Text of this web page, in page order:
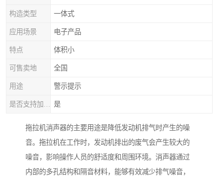
构造类型 一体式
应用场景 电子产品
特点 体积小
可售卖地 全国
用途 警示提示
是
拖拉机消声器的主要用途是降低发动机排气时产生的噪
音。拖拉机在工作时，发动机排出的废气会产生较大的
噪音，影响操作人员的舒适度和周围环境。消声器通过
内部的多孔结构和隔音材料，能够有效减少排气噪音，